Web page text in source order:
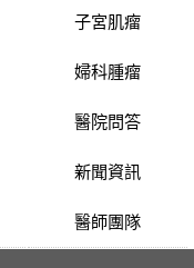
子宮肌瘤
婦科腫瘤
醫院問答
新聞資訊
醫師團隊